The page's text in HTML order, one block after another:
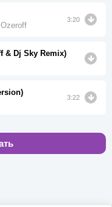
3:20
& Dj Sky Remix)
3:22